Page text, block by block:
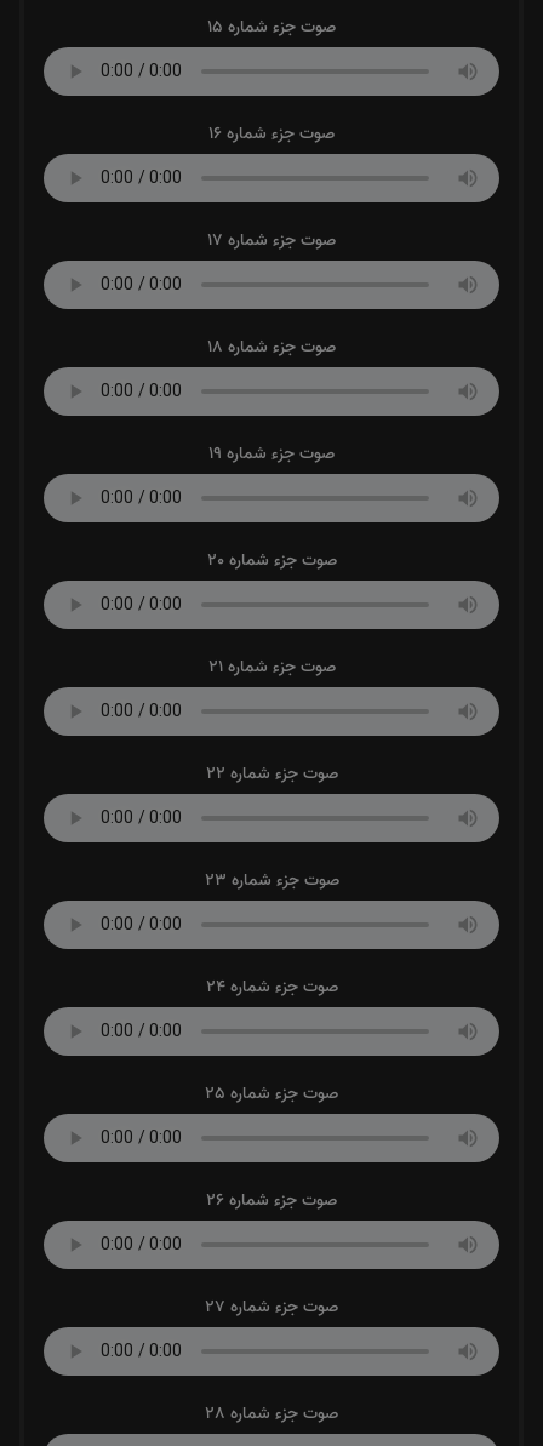
صوت جزء شماره 15
صوت جزء شماره 16
صوت جزء شماره 17
صوت جزء شماره 18
صوت جزء شماره 19
صوت جزء شماره 20
صوت جزء شماره 21
صوت جزء شماره 22
صوت جزء شماره 23
صوت جزء شماره 24
صوت جزء شماره 25
صوت جزء شماره 26
صوت جزء شماره 27
صوت جزء شماره 28